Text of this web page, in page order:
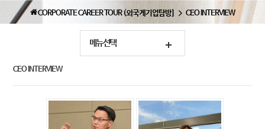
CORPORATE CAREER TOUR (외국계기업탐방] CEO INTERVIEW
메뉴선택
CEO INTERVIEW